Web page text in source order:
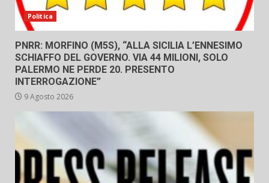
Politica
PNRR: MORFINO (M5S), “ALLA SICILIA L’ENNESIMO
SCHIAFFO DEL GOVERNO. VIA 44 MILIONI, SOLO
PALERMO NE PERDE 20. PRESENTO
INTERROGAZIONE”
9 Agosto 2026